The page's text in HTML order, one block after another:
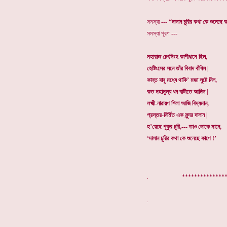
.
সমস্যা --- “দালান চুরির কথা কে শুনেছে
সমস্যা পূরণ ---
মহারাজ চেৎসিংহ কাশীধামে ছিল,
হেষ্টিংসের সনে তাঁর বিবাদ বাঁধিল |
কান্ত বাবু মধ্যে থাকি’ মজা লুটে নিল,
কত মহামূল্য ধন বাটীতে আনিল |
লক্ষ্মী-নারায়ণ শিলা আজি বিদ্যমান,
প্রস্তর-নির্মিত এক সুন্দর দালান |
হ’য়েছে পুকুর চুরি,--- তাও লোকে মানে,
‘দালান চুরির কথা কে শুনেছে কাণে !’